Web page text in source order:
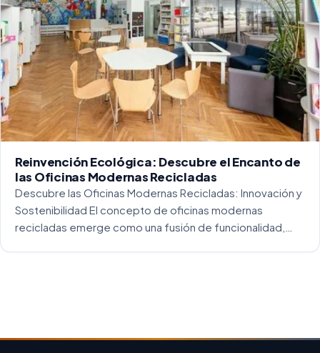
Reinvención Ecológica: Descubre el Encanto de
las Oficinas Modernas Recicladas
Descubre las Oficinas Modernas Recicladas: Innovación y
Sostenibilidad El concepto de oficinas modernas
recicladas emerge como una fusión de funcionalidad,